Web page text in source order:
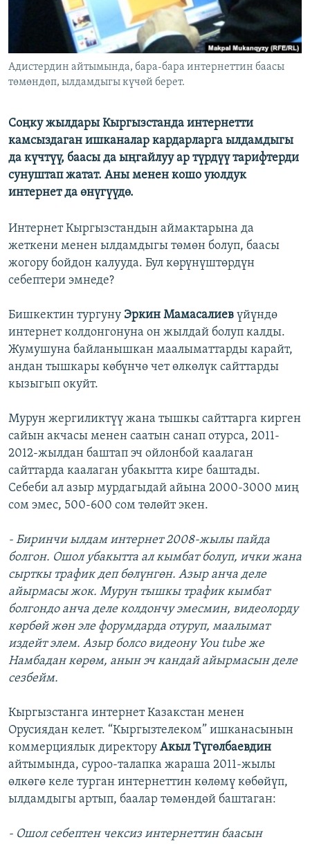
ЭЕ/АРнун бардык сайттары
Адистердин айтымында, бара-бара интернеттин баасы
төмөндөп, ылдамдыгы күчөй берет.
Соңку жылдары Кыргызстанда интернетти
камсыздаган ишканалар кардарларга ылдамдыгы
да күчтүү, баасы да ыңгайлуу ар түрдүү тарифтерди
сунуштап жатат. Аны менен кошо уюлдук
интернет да өнүгүүдө.
Интернет Кыргызстандын аймактарына да
жеткени менен ылдамдыгы төмөн болуп, баасы
жогору бойдон калууда. Бул көрүнүштөрдүн
себептери эмнеде?
Бишкектин тургуну Эркин Мамасалиев үйүндө
интернет колдонгонуна он жылдай болуп калды.
Жумушуна байланышкан маалыматтарды карайт,
андан тышкары көбүнчө чет өлкөлүк сайттарды
кызыгып окуйт.
Мурун жергиликтүү жана тышкы сайттарга кирген
сайын акчасы менен саатын санап отурса, 2011-
2012-жылдан баштап эч ойлонбой каалаган
сайттарда каалаган убакытта кире баштады.
Себеби ал азыр мурдагыдай айына 2000-3000 миң
сом эмес, 500-600 сом төлөйт экен.
- Биринчи ылдам интернет 2008-жылы пайда
болгон. Ошол убакытта ал кымбат болуп, ички жана
сырткы трафик деп бөлүнгөн. Азыр анча деле
айырмасы жок. Мурун тышкы трафик кымбат
болгондо анча деле колдончу эмесмин, видеолорду
көрбөй жөн эле форумдарда отуруп, маалымат
издейт элем. Азыр болсо видеону You tube же
Намбадан көрөм, анын эч кандай айырмасын деле
сезбейм.
Кыргызстанга интернет Казакстан менен
Орусиядан келет. “Кыргызтелеком” ишканасынын
коммерциялык директору Акыл Түгөлбаевдин
айтымында, суроо-талапка жараша 2011-жылы
өлкөгө келе турган интернеттин көлөмү көбөйүп,
ылдамдыгы артып, баалар төмөндөй баштаган:
- Ошол себептен чексиз интернеттин баасын